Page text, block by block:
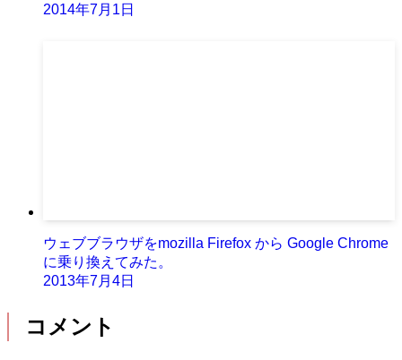
2014年7月1日
ウェブブラウザをmozilla Firefox から Google Chrome
に乗り換えてみた。
2013年7月4日
コメント